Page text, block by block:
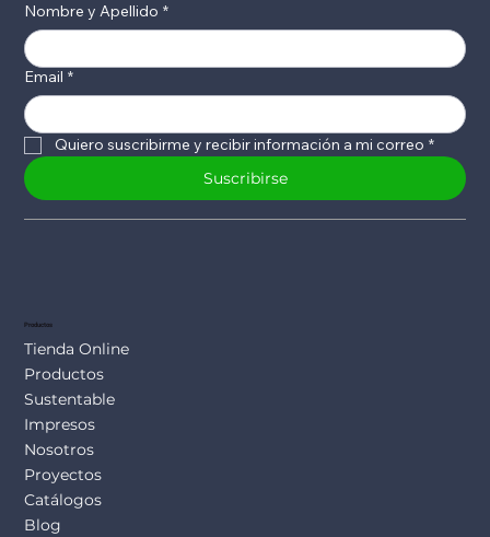
Nombre y Apellido *
Email *
Quiero suscribirme y recibir información a mi correo *
Suscribirse
Productos
Tienda Online
Productos
Sustentable
Impresos
Nosotros
Proyectos
Catálogos
Blog